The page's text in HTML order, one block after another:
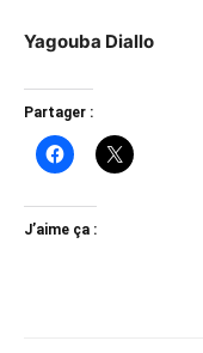
Yagouba Diallo
Partager :
J’aime ça :